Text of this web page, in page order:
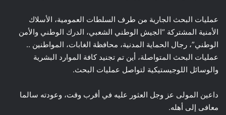
عمليات البحث الجارية من طرف السلطات العمومية، الأسلاك
الأمنية المشتركة “الجيش الوطني الشعبي، الدرك الوطني والأمن
الوطني”، رجال الحماية المدنية، محافظة الغابات، المواطنين ..
عمليات البحث المتواصلة، أين تم تجنيد كافة الموارد البشرية
والوسائل اللوجيستيكية لتواصل عمليات البحث.
داعين المولى عز وجل العثور عليه في أقرب وقت، وعودته سالما
معافى إلى أهله.